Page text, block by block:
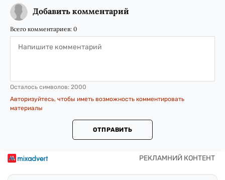
Добавить комментарий
Всего комментариев: 0
Осталось символов: 2000
Авторизуйтесь, чтобы иметь возможность комментировать
материалы
ОТПРАВИТЬ